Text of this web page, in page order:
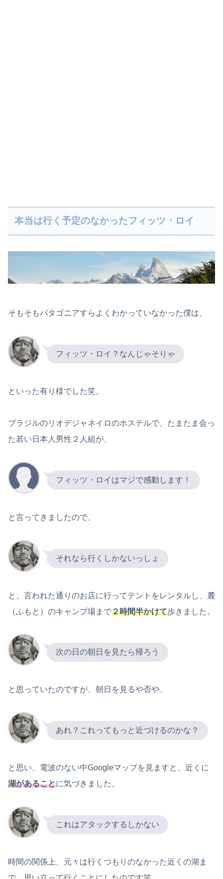
本当は行く予定のなかったフィッツ・ロイ
そもそもパタゴニアすらよくわかっていなかった僕は、
フィッツ・ロイ？なんじゃそりゃ
といった有り様でした笑。
ブラジルのリオデジャネイロのホステルで、たまたま会っ
た若い日本人男性２人組が、
フィッツ・ロイはマジで感動します！
と言ってきましたので、
それなら行くしかないっしょ
と、言われた通りのお店に行ってテントをレンタルし、麓
（ふもと）のキャンプ場まで２時間半かけて歩きました。
次の日の朝日を見たら帰ろう
と思っていたのですが、朝日を見るや否や、
あれ？これってもっと近づけるのかな？
と思い、電波のない中Googleマップを見ますと、近くに
湖があることに気づきました。
これはアタックするしかない
時間の関係上、元々は行くつもりのなかった近くの湖ま